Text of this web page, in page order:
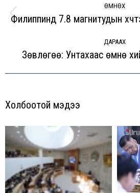
navigation
ӨМНӨХ
Филиппинд 7.8 магнитудын
ДАРААХ
Next
Зөвлөгөө: Унтахаас өмнө
Холбоотой мэдээ